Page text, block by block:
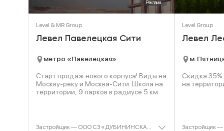
Реклама
Level & MR Group
Левел Павелецкая Сити
метро «Павелецкая»
Старт продаж нового корпуса! Виды на
Москву-реку и Москва-Сити. Школа на
территории, 9 парков в радиусе 5 км.
Застройщик — ООО СЗ «ДУБИНИНСКАЯ 59». Проектная декларация — наш.дом.рф. Акция до 31.10.2025. Не оферта. Подробности — level.ru
Level Group
Левел
м.
Скидка
на